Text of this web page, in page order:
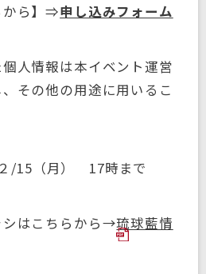
から】⇒申し込みフォーム
人情報は本イベント運営
その他の用途に用いるこ
/15（月） 17時まで
はこちらから→琉球藍情